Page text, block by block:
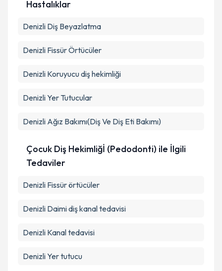
Hastalıklar
Denizli Diş Beyazlatma
Denizli Fissür Örtücüler
Denizli Koruyucu diş hekimliği
Denizli Yer Tutucular
Denizli Ağız Bakımı(Diş Ve Diş Eti Bakımı)
Çocuk Diş Hekimliğİ (Pedodonti) ile İlgili
Tedaviler
Denizli Fissür örtücüler
Denizli Daimi diş kanal tedavisi
Denizli Kanal tedavisi
Denizli Yer tutucu